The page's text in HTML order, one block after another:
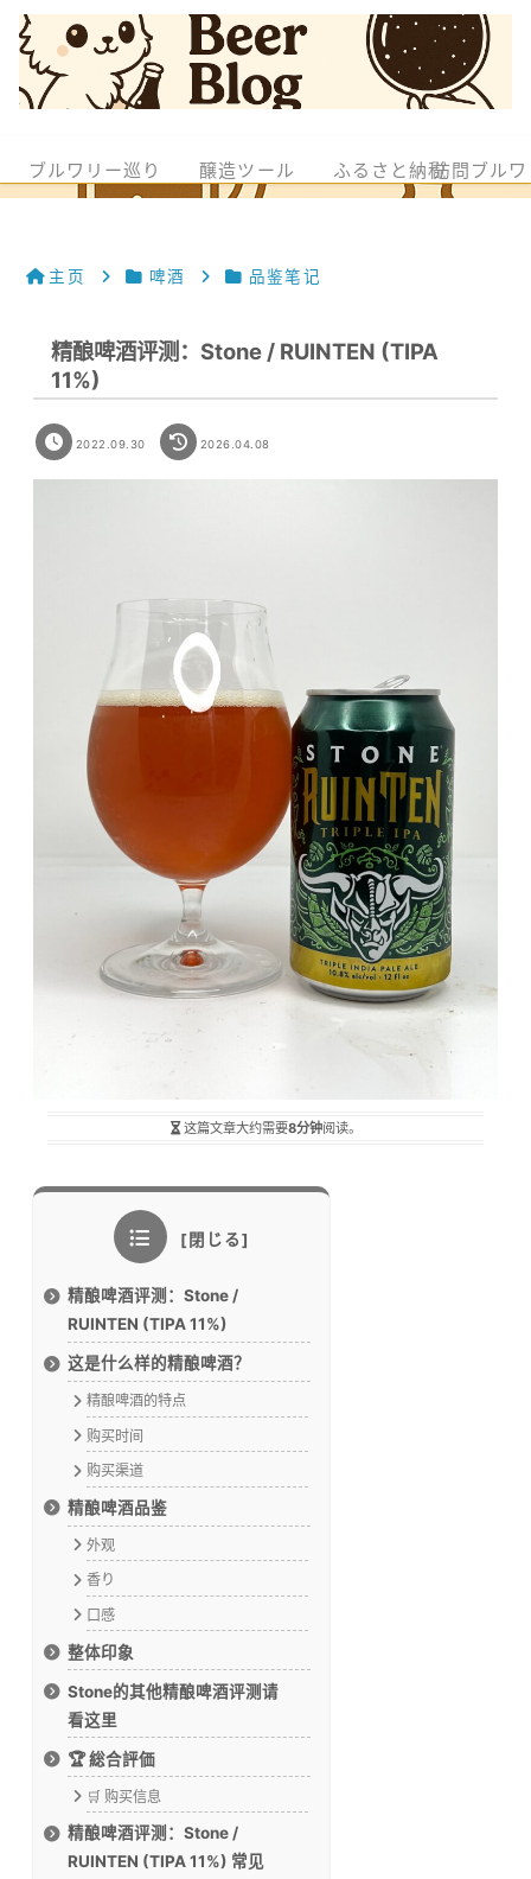
ブルワリー巡り 醸造ツール ふるさと納税訪問ブル
主页 啤酒 品鉴笔记
精酿啤酒评测：Stone / RUINTEN (TIPA
11%)
2022.09.30 2026.04.08
这篇文章大约需要8分钟阅读。
精酿啤酒评测：Stone /
RUINTEN (TIPA 11%)
这是什么样的精酿啤酒？
精酿啤酒的特点
购买时间
购买渠道
精酿啤酒品鉴
外观
香り
口感
整体印象
Stone的其他精酿啤酒评测请
看这里
🏆 総合評価
🛒 购买信息
精酿啤酒评测：Stone /
RUINTEN (TIPA 11%) 常见